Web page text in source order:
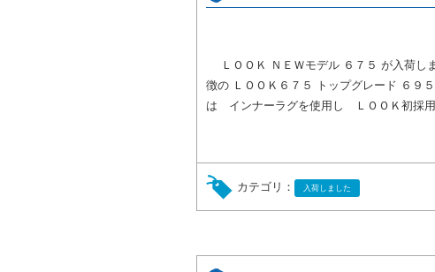
ＬＯＯＫ ＮＥＷモデル ６７５ が入荷し
徴の ＬＯＯＫ６７５ トップグレード ６９
は インナーラグを使用し ＬＯＯＫ初採
カテゴリ： 入荷しました